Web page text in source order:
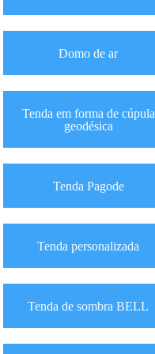
Domo de ar
Tenda em forma de cúpula
geodésica
Tenda Pagode
Tenda personalizada
Tenda de sombra BELL